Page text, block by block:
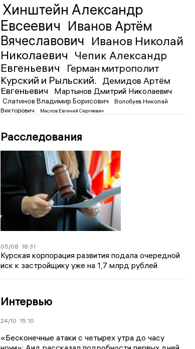
Хинштейн Александр
Евсеевич Иванов Артём
Вячеславович Иванов Николай
Николаевич Чепик Александр
Евгеньевич
Герман митрополит
Курский и Рыльский.
Демидов Артём
Евгеньевич
Мартынов Дмитрий Николаевич
Слатинов Владимир Борисович
Волобуев Николай
Викторович
Маслов Евгений Сергеевич
Расследования
05/08 18:31
Курская корпорация развития подала очередной
иск к застройщику уже на 1,7 млрд рублей
Интервью
24/10 15:10
«Бесконечные атаки с четырех утра до часу